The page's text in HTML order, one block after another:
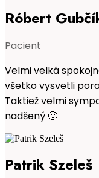
Róbert
Pacient
Velmi velká
všetko vysvetli
Taktiež velmi
nadšený 🙂
Patrik Szeleš